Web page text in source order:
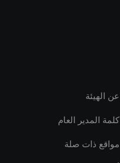
عن الهيئة
كلمة المدير العام
مواقع ذات صلة